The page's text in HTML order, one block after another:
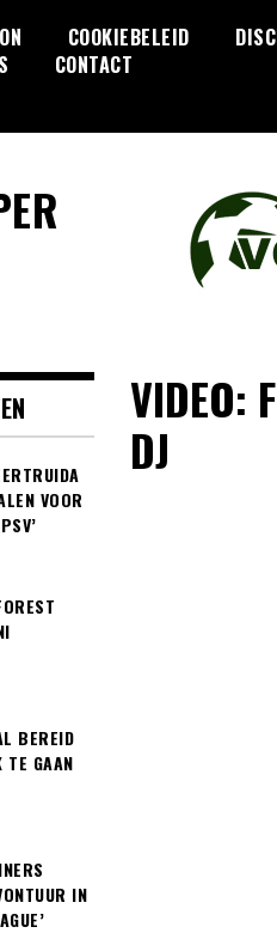
COOKIEBELEID
CONTACT
VIDEO:
DJ
VOOR
BEREID
TE GAAN
IN